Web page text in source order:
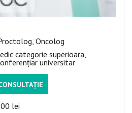
Oncolog
categorie superioara,
universitar
lei